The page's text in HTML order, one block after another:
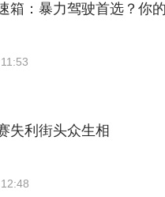
箱：暴力驾驶首选？你
失利街头众生相